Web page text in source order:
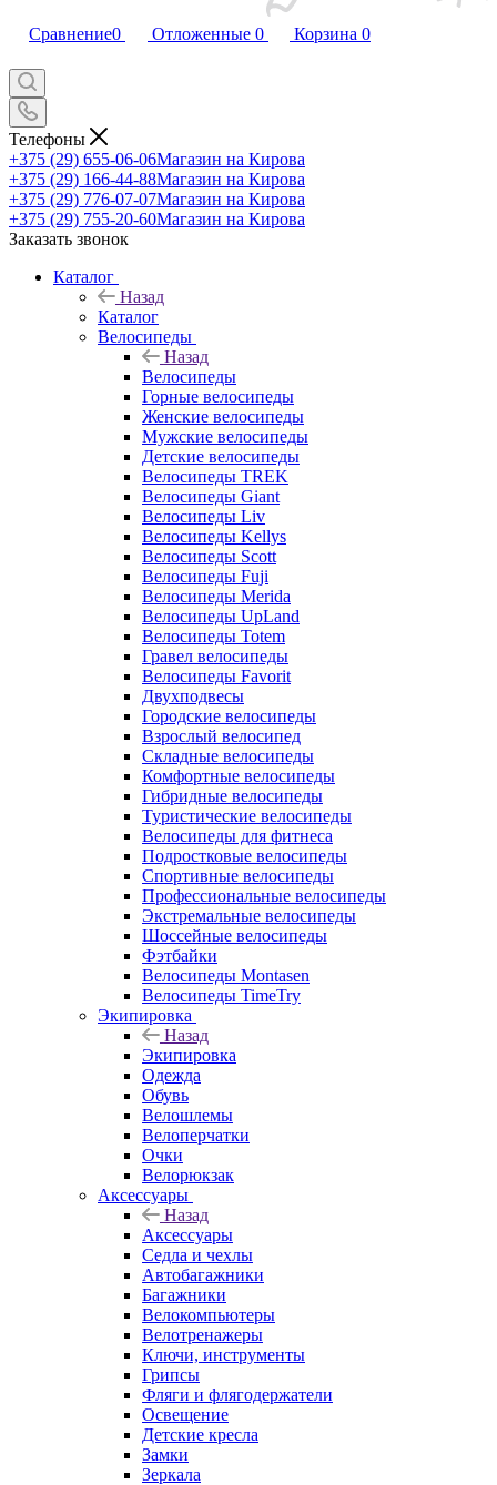
Сравнение0 Отложенные 0 Корзина 0
Телефоны
+375 (29) 655-06-06Магазин на Кирова
+375 (29) 166-44-88Магазин на Кирова
+375 (29) 776-07-07Магазин на Кирова
+375 (29) 755-20-60Магазин на Кирова
Заказать звонок
Каталог
Назад
Каталог
Велосипеды
Назад
Велосипеды
Горные велосипеды
Женские велосипеды
Мужские велосипеды
Детские велосипеды
Велосипеды TREK
Велосипеды Giant
Велосипеды Liv
Велосипеды Kellys
Велосипеды Scott
Велосипеды Fuji
Велосипеды Merida
Велосипеды UpLand
Велосипеды Totem
Гравел велосипеды
Велосипеды Favorit
Двухподвесы
Городские велосипеды
Взрослый велосипед
Складные велосипеды
Комфортные велосипеды
Гибридные велосипеды
Туристические велосипеды
Велосипеды для фитнеса
Подростковые велосипеды
Спортивные велосипеды
Профессиональные велосипеды
Экстремальные велосипеды
Шоссейные велосипеды
Фэтбайки
Велосипеды Montasen
Велосипеды TimeTry
Экипировка
Назад
Экипировка
Одежда
Обувь
Велошлемы
Велоперчатки
Очки
Велорюкзак
Аксессуары
Назад
Аксессуары
Седла и чехлы
Автобагажники
Багажники
Велокомпьютеры
Велотренажеры
Ключи, инструменты
Грипсы
Фляги и флягодержатели
Освещение
Детские кресла
Замки
Зеркала